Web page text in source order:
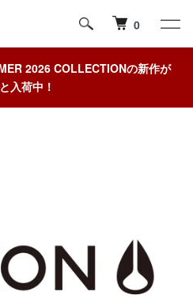
0
2026 COLLECTIONの新作が
入荷中！